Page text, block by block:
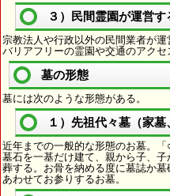
３）民間霊園が運営す
宗教法人や行政以外の民間業者が運
バリアフリーの霊園や交通のアクセ
墓の形態
墓には次のような形態がある。
１）先祖代々墓（家墓
近年までの一般的な形態のお墓。
墓石を一基だけ建て、親から子、
葬する。お骨を納める度に墓誌か
あわせてお参りするお墓。